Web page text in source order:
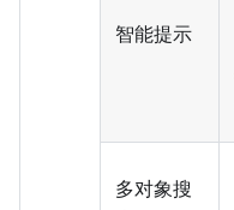
智能提示
多对象搜